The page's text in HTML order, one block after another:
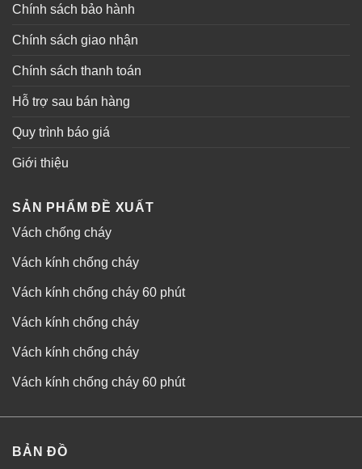
Chính sách bảo hành
Chính sách giao nhận
Chính sách thanh toán
Hỗ trợ sau bán hàng
Quy trình báo giá
Giới thiệu
SẢN PHẨM ĐỀ XUẤT
Vách chống cháy
Vách kính chống cháy
Vách kính chống cháy 60 phút
Vách kính chống cháy
Vách kính chống cháy
Vách kính chống cháy 60 phút
BẢN ĐỒ